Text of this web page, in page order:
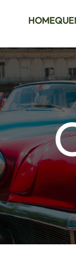
HOME